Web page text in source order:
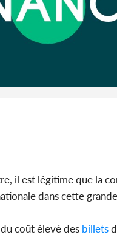
il est légitime que la
dans cette
coût élevé des billets